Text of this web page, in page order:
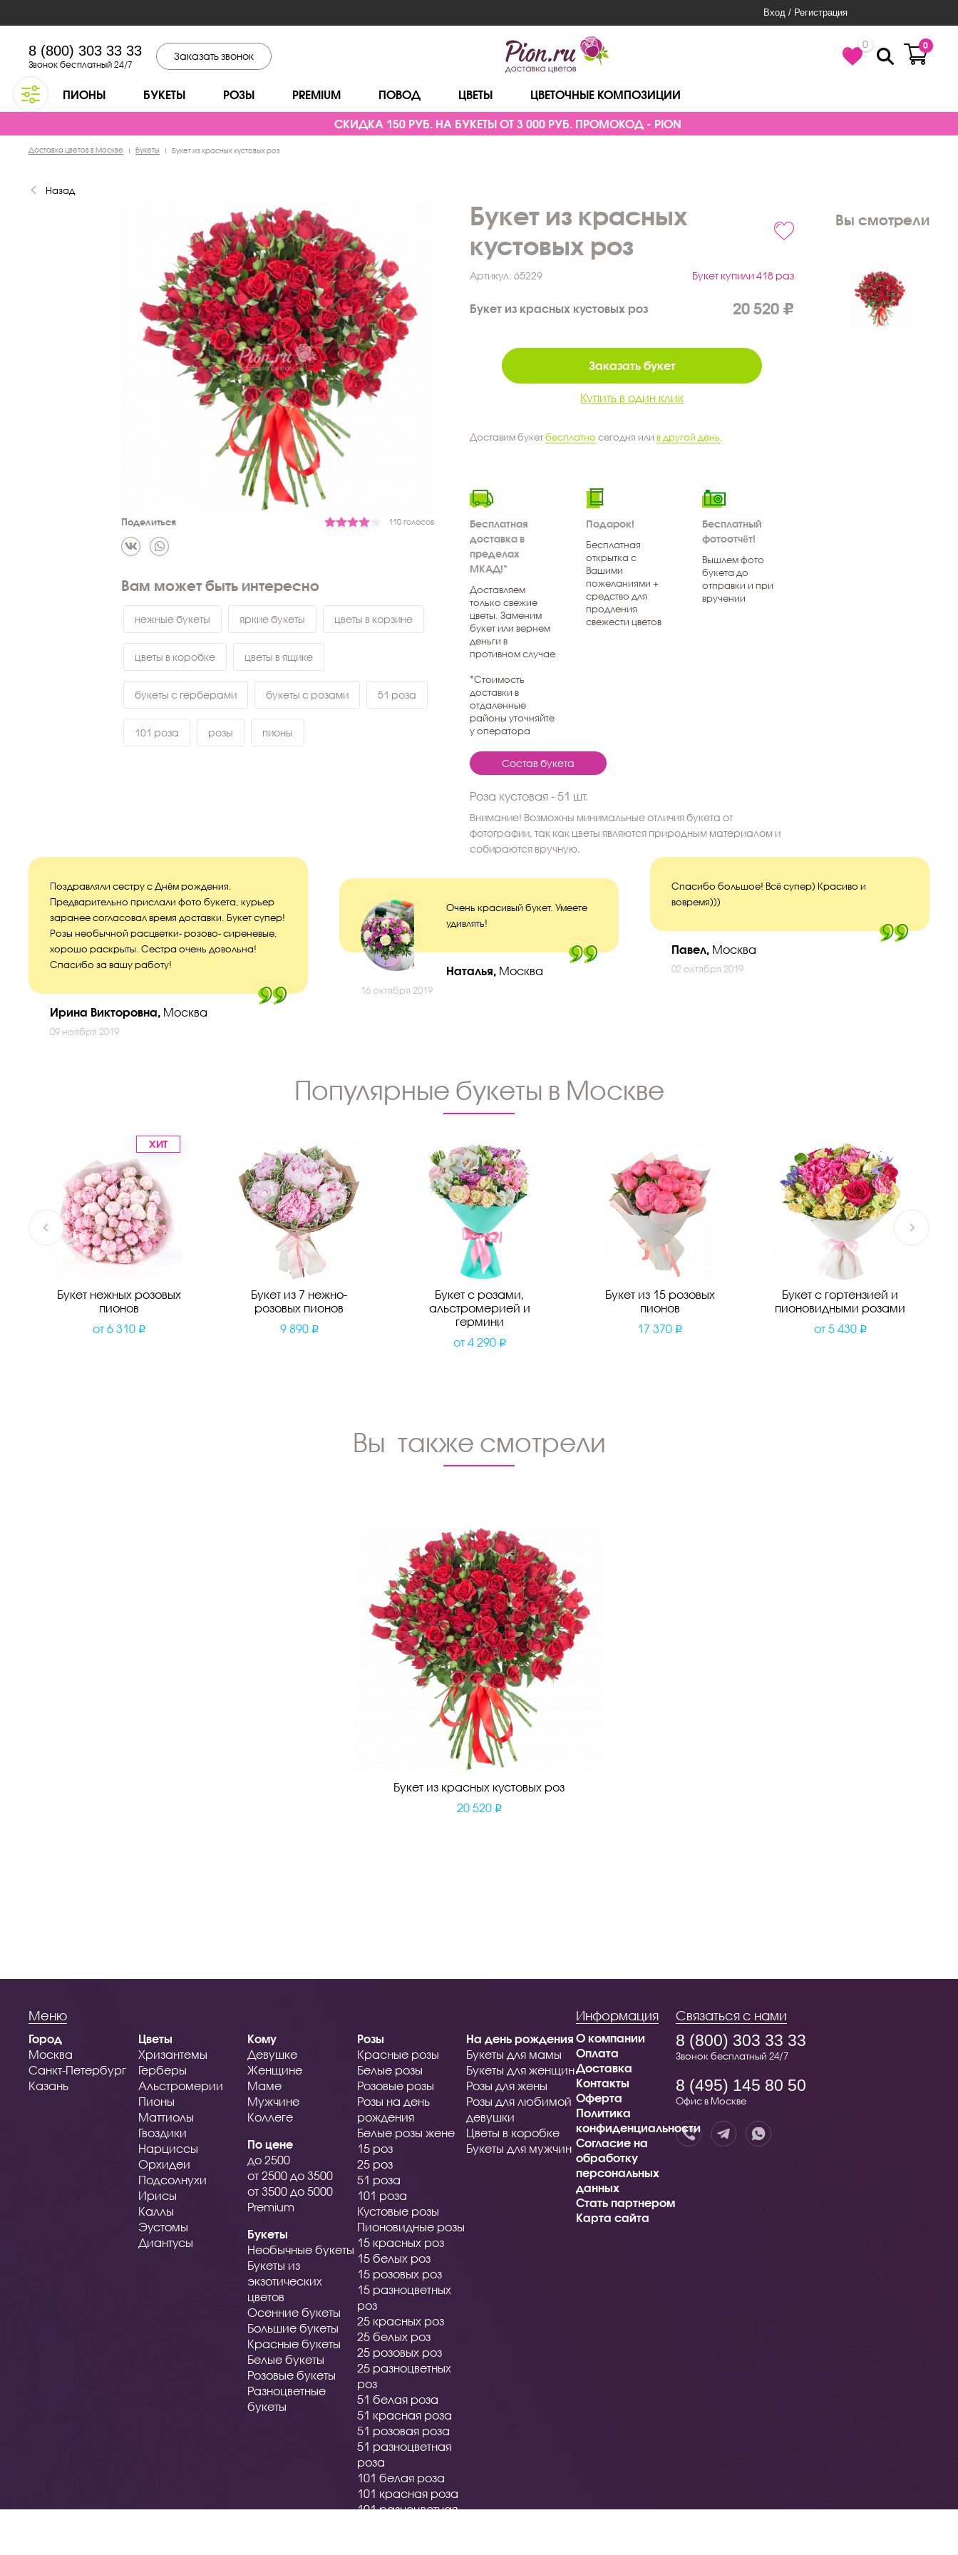
Вход / Регистрация
8 (800) 303 33 33
Звонок бесплатный 24/7
Заказать звонок
0 0
ПИОНЫ БУКЕТЫ РОЗЫ PREMIUM ПОВОД ЦВЕТЫ ЦВЕТОЧНЫЕ КОМПОЗИЦИИ
СКИДКА 150 РУБ. НА БУКЕТЫ ОТ 3 000 РУБ. ПРОМОКОД - PION
Доставка цветов в Москве | Букеты | Букет из красных кустовых роз
Назад
Поделиться
Вам может быть интересно
нежные букеты яркие букеты цветы в корзине
цветы в коробке цветы в ящике
букеты с герберами букеты с розами 51 роза
101 роза розы пионы
110 голосов
Букет из красных
кустовых роз
Артикул: 65229 Букет купили 418 раз
Букет из красных кустовых роз 20 520
Заказать букет
Купить в один клик
Доставим букетбесплатно сегодня или в другой день
Бесплатная
доставка в
пределах
МКАД!*
Доставляем
только свежие
цветы. Заменим
букет или вернем
деньги в
противном случае
*Стоимость
доставки в
отдаленные
районы уточняйте
у оператора
Подарок!
Бесплатная
открытка с
Вашими
пожеланиями +
средство для
продления
свежести цветов
Бесплатный
фотоотчёт!
Вышлем фото
букета до
отправки и при
вручении
Состав букета
Роза кустовая - 51 шт.
Внимание! Возможны минимальные отличия букета от
фотографии, так как цветы являются природным материалом и
собираются вручную.
Вы смотрели
Поздравляли сестру с Днём рождения.
Предварительно прислали фото букета, курьер
заранее согласовал время доставки. Букет супер!
Розы необычной расцветки- розово- сиреневые,
хорошо раскрыты. Сестра очень довольна!
Спасибо за вашу работу!
Ирина Викторовна, Москва
09 ноября 2019
Очень красивый букет. Умеете
удивлять!
Наталья, Москва
16 октября 2019
Спасибо большое! Всё супер) Красиво и
вовремя)))
Павел, Москва
02 октября 2019
Популярные букеты в Москве
ХИТ
Букет нежных розовых
пионов
от 6 310
Букет из 7 нежно-
розовых пионов
9 890
Букет с розами,
альстромерией и
гермини
от 4 290
Букет из 15 розовых
пионов
17 370
Букет с гортензией и
пионовидными розами
от 5 430
Вы также смотрели
Букет из красных кустовых роз
20 520
Меню
Город
Москва
Санкт-Петербург
Казань
Цветы
Хризантемы
Герберы
Альстромерии
Пионы
Маттиолы
Гвоздики
Нарциссы
Орхидеи
Подсолнухи
Ирисы
Каллы
Эустомы
Диантусы
Кому
Девушке
Женщине
Маме
Мужчине
Коллеге
По цене
до 2500
от 2500 до 3500
от 3500 до 5000
Premium
Букеты
Необычные букеты
Букеты из
экзотических
цветов
Осенние букеты
Большие букеты
Красные букеты
Белые букеты
Розовые букеты
Разноцветные
букеты
Розы
Красные розы
Белые розы
Розовые розы
Розы на день
рождения
Белые розы жене
15 роз
25 роз
51 роза
101 роза
Кустовые розы
Пионовидные розы
15 красных роз
15 белых роз
15 розовых роз
15 разноцветных
роз
25 красных роз
25 белых роз
25 розовых роз
25 разноцветных
роз
51 белая роза
51 красная роза
51 розовая роза
51 разноцветная
роза
101 белая роза
101 красная роза
101 разноцветная
На день рождения
Букеты для мамы
Букеты для женщин
Розы для жены
Розы для любимой
девушки
Цветы в коробке
Букеты для мужчин
Информация
О компании
Оплата
Доставка
Контакты
Оферта
Политика
конфиденциальности
Согласие на
обработку
персональных
данных
Стать партнером
Карта сайта
Связаться с нами
8 (800) 303 33 33
Звонок бесплатный 24/7
8 (495) 145 80 50
Офис в Москве